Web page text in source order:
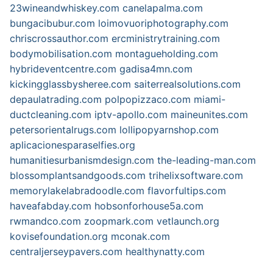
23wineandwhiskey.com canelapalma.com
bungacibubur.com loimovuoriphotography.com
chriscrossauthor.com ercministrytraining.com
bodymobilisation.com montagueholding.com
hybrideventcentre.com gadisa4mn.com
kickingglassbysheree.com saiterrealsolutions.com
depaulatrading.com polpopizzaco.com miami-
ductcleaning.com iptv-apollo.com maineunites.com
petersorientalrugs.com lollipopyarnshop.com
aplicacionesparaselfies.org
humanitiesurbanismdesign.com the-leading-man.com
blossomplantsandgoods.com trihelixsoftware.com
memorylakelabradoodle.com flavorfultips.com
haveafabday.com hobsonforhouse5a.com
rwmandco.com zoopmark.com vetlaunch.org
kovisefoundation.org mconak.com
centraljerseypavers.com healthynatty.com